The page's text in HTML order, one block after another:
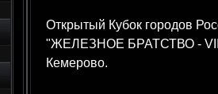
Открытый Кубок городов
"ЖЕЛЕЗНОЕ БРАТСТВО -
Кемерово.